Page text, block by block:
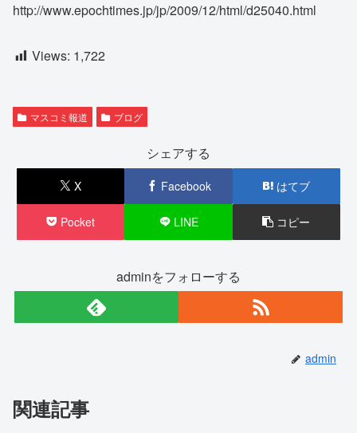
http://www.epochtimes.jp/jp/2009/12/html/d25040.html
Views: 1,722
マスコミ報道 ブログ
シェアする
X Facebook はてブ
Pocket LINE コピー
adminをフォローする
admin
関連記事